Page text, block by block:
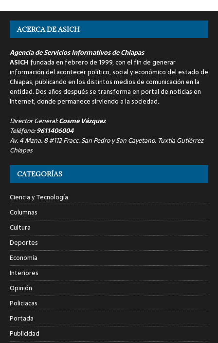
ACERCA DE ASICH
Agencia de Servicios Informativos de Chiapas
ASICH fundada en febrero de 1999, con el fin de generar
información del acontecer político, social y económico del estado de
Chiapas, publicando en los distintos medios de comunicación en la
entidad. Dos años después se transforma en portal de noticias en
internet, donde permanece sirviendo a la sociedad.
Director General:Cosme Vázquez
Teléfono:9611406004
Av. 4 Mzna. 8 #112 Fracc. San Pedro y San Cayetano, Tuxtla Gutiérrez
Chiapas
CATEGORÍAS
Ciencia y Tecnología
Columnas
Cultura
Deportes
Economía
Interiores
Opinión
Policiacas
Portada
Publicidad